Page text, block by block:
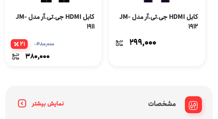
کابل HDMI جی.تی.آر مدل JM-
1912
299,000
کابل HDMI جی.تی.آر مدل JM-
1911
480,000
380,000
21
مشخصات نمایش بیشتر